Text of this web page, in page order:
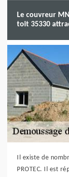
Le couvreur
toit 35330
Il existe de
PROTEC. Il est